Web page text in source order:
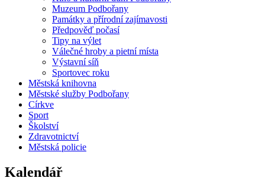
Muzeum Podbořany
Památky a přírodní zajímavosti
Předpověď počasí
Tipy na výlet
Válečné hroby a pietní místa
Výstavní síň
Sportovec roku
Městská knihovna
Městské služby Podbořany
Církve
Sport
Školství
Zdravotnictví
Městská policie
Kalendář